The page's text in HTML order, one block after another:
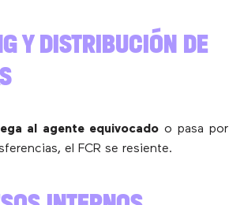
Y DISTRIBUCIÓN DE
al agente equivocadoo pasa por
el FCR se resiente.